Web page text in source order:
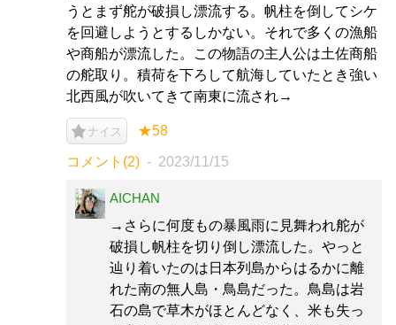
うとまず舵が破損し漂流する。帆柱を倒してシケ
を回避しようとするしかない。それで多くの漁船
や商船が漂流した。この物語の主人公は土佐商船
の舵取り。積荷を下ろして航海していたとき強い
北西風が吹いてきて南東に流され→
ナイス ★58
コメント(2) 2023/11/15
AICHAN
→さらに何度もの暴風雨に見舞われ舵が
破損し帆柱を切り倒し漂流した。やっと
辿り着いたのは日本列島からはるかに離
れた南の無人島・鳥島だった。鳥島は岩
石の島で草木がほとんどなく、米も失っ